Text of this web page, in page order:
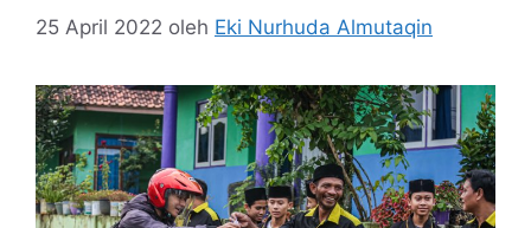
25 April 2022 oleh Eki Nurhuda Almutaqin